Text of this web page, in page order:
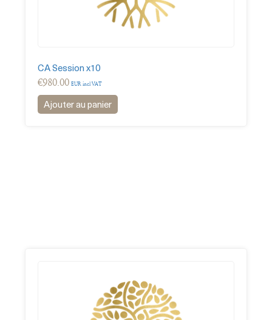
CA Session x10
€980.00 EUR incl VAT
Ajouter au panier